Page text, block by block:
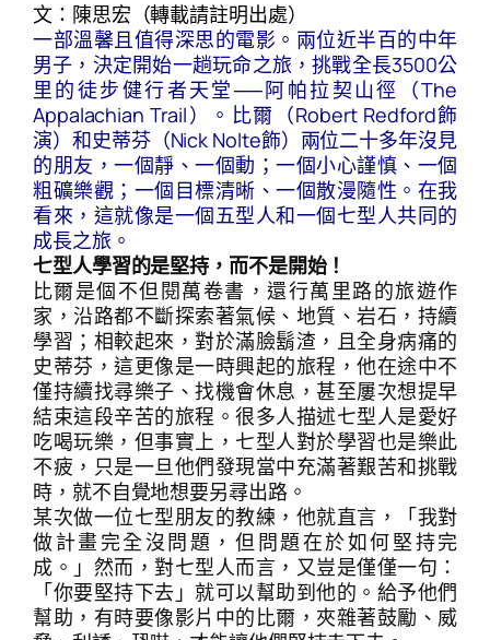
文：陳思宏（轉載請註明出處）
一部溫馨且值得深思的電影。兩位近半百的中年
男子，決定開始一趟玩命之旅，挑戰全長3500公
里的徒步健行者天堂──阿帕拉契山徑（The
Appalachian Trail）。比爾（Robert Redford飾
演）和史蒂芬（Nick Nolte飾）兩位二十多年沒見
的朋友，一個靜、一個動；一個小心謹慎、一個
粗礦樂觀；一個目標清晰、一個散漫隨性。在我
看來，這就像是一個五型人和一個七型人共同的
成長之旅。
七型人學習的是堅持，而不是開始！
比爾是個不但閱萬卷書，還行萬里路的旅遊作
家，沿路都不斷探索著氣候、地質、岩石，持續
學習；相較起來，對於滿臉鬍渣，且全身病痛的
史蒂芬，這更像是一時興起的旅程，他在途中不
僅持續找尋樂子、找機會休息，甚至屢次想提早
結束這段辛苦的旅程。很多人描述七型人是愛好
吃喝玩樂，但事實上，七型人對於學習也是樂此
不疲，只是一旦他們發現當中充滿著艱苦和挑戰
時，就不自覺地想要另尋出路。
某次做一位七型朋友的教練，他就直言，「我對
做計畫完全沒問題，但問題在於如何堅持完
成。」然而，對七型人而言，又豈是僅僅一句：
「你要堅持下去」就可以幫助到他的。給予他們
幫助，有時要像影片中的比爾，夾雜著鼓勵、威